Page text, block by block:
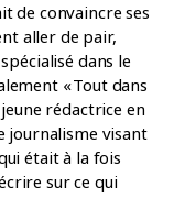
de convaincre ses
aller de pair,
dans le
« Tout dans
rédactrice en
journalisme visant
était à la fois
sur ce qui